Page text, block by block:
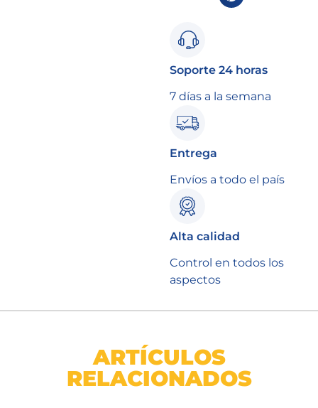
Soporte 24 horas
7 días a la semana
Entrega
Envíos a todo el país
Alta calidad
Control en todos los
aspectos
ARTÍCULOS
RELACIONADOS